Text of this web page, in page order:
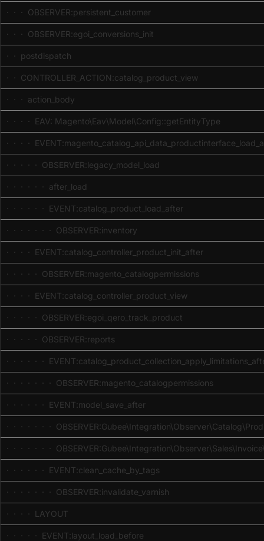
· · · OBSERVER:persistent_customer
· · · OBSERVER:egoi_conversions_init
· · postdispatch
· · CONTROLLER_ACTION:catalog_product_view
· · · action_body
· · · · EAV: Magento\Eav\Model\Config::getEntityType
· · · ·
· · · · · OBSERVER:legacy_model_load
· · · · · · after_load
· · · · · · EVENT:catalog_product_load_after
· · · · · · · OBSERVER:inventory
· · · · EVENT:catalog_controller_product_init_after
· · · · · OBSERVER:magento_catalogpermissions
· · · · EVENT:catalog_controller_product_view
· · · · · OBSERVER:egoi_qero_track_product
· · · · · OBSERVER:reports
· · · · · ·
· · · · · · · OBSERVER:magento_catalogpermissions
· · · · · · EVENT:model_save_after
· · · · · · ·
· · · · · · ·
· · · · · · EVENT:clean_cache_by_tags
· · · · · · · OBSERVER:invalidate_varnish
· · · · LAYOUT
· · · · · EVENT:layout_load_before